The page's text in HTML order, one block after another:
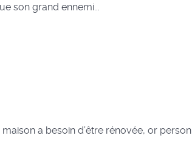
son grand ennemi...
a besoin d’être rénovée, or